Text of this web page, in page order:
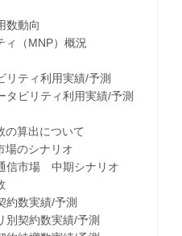
数動向
（MNP）概況
ィ利用実績/予測
リティ利用実績/予測
算出について
のシナリオ
場 中期シナリオ
実績/予測
約数実績/予測